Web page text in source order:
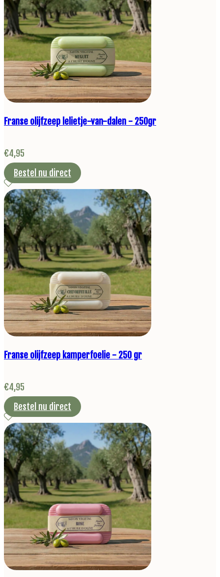
Franse olijfzeep lelietje-van-dalen - 250gr
€4,95
Bestel nu direct
Franse olijfzeep kamperfoelie - 250 gr
€4,95
Bestel nu direct